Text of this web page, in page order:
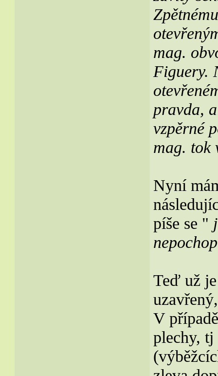
mag.
Figuery.
pravda,
vzpěrné
mag. tok
Nyní
píše se "
Teď už
V
plechy, tj